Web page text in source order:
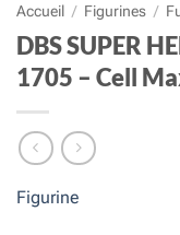
Accueil / Figurines /
DBS SUPER
1705 – Cell
Figurine